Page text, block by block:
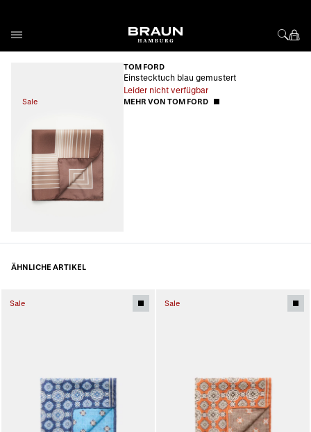
Sale
TOM FORD
Einstecktuch blau gemustert
Leider nicht verfügbar
MEHR VON TOM FORD
ÄHNLICHE ARTIKEL
Sale Sale